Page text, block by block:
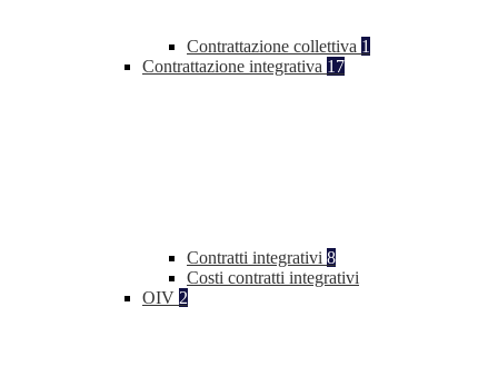
Contrattazione collettiva 1
Contrattazione integrativa 17
Contratti integrativi 8
Costi contratti integrativi
OIV 2